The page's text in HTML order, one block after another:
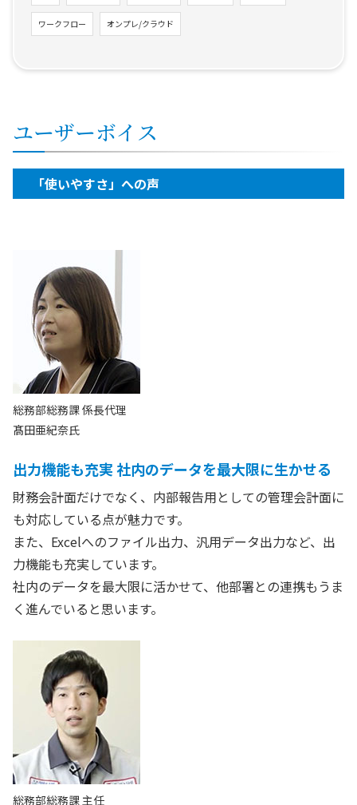
ワークフロー オンプレ/クラウド
ユーザーボイス
「使いやすさ」への声
総務部総務課 係長代理
髙田亜紀奈氏
出力機能も充実 社内のデータを最大限に生かせる
財務会計面だけでなく、内部報告用としての管理会計面に
も対応している点が魅力です。
また、Excelへのファイル出力、汎用データ出力など、出
力機能も充実しています。
社内のデータを最大限に活かせて、他部署との連携もうま
く進んでいると思います。
総務部総務課 主任